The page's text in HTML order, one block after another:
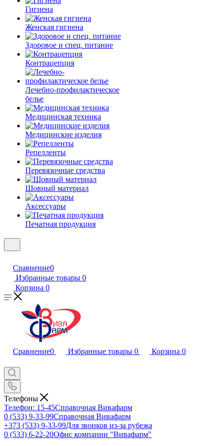
Гигиена
Женская гигиена
Здоровое и спец. питание
Контрацепция
Лечебно-профилактическое
белье
Медицинская техника
Медицинские изделия
Репелленты
Перевязочные средства
Шовный материал
Аксессуары
Печатная продукция
Сравнение0
Избранные товары 0
Корзина 0
Сравнение0 Избранные товары 0 Корзина 0
Телефоны
Телефон: 15-45Справочная Вивафарм
0 (533) 9-33-99Справочная Вивафарм
+373 (533) 9-33-99Для звонков из-за рубежа
0 (533) 6-22-20Офис компании "Вивафарм"